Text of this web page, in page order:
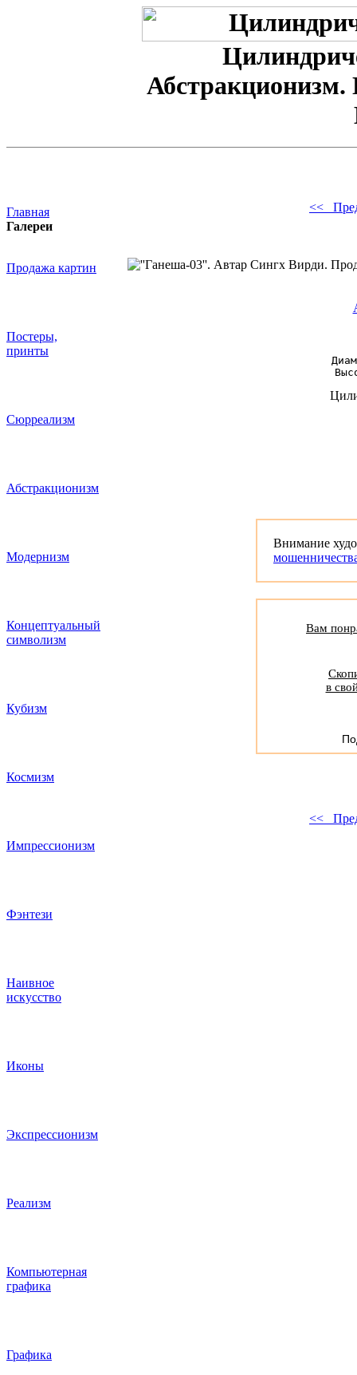
Главная
Галереи
Продажа картин
Постеры,
принты
Сюрреализм
Абстракционизм
Модернизм
Концептуальный
символизм
Кубизм
Космизм
Импрессионизм
Фэнтези
Наивное
искусство
Иконы
Экспрессионизм
Реализм
Компьютерная
графика
Графика
<<
Внимание
Вам
в
<<